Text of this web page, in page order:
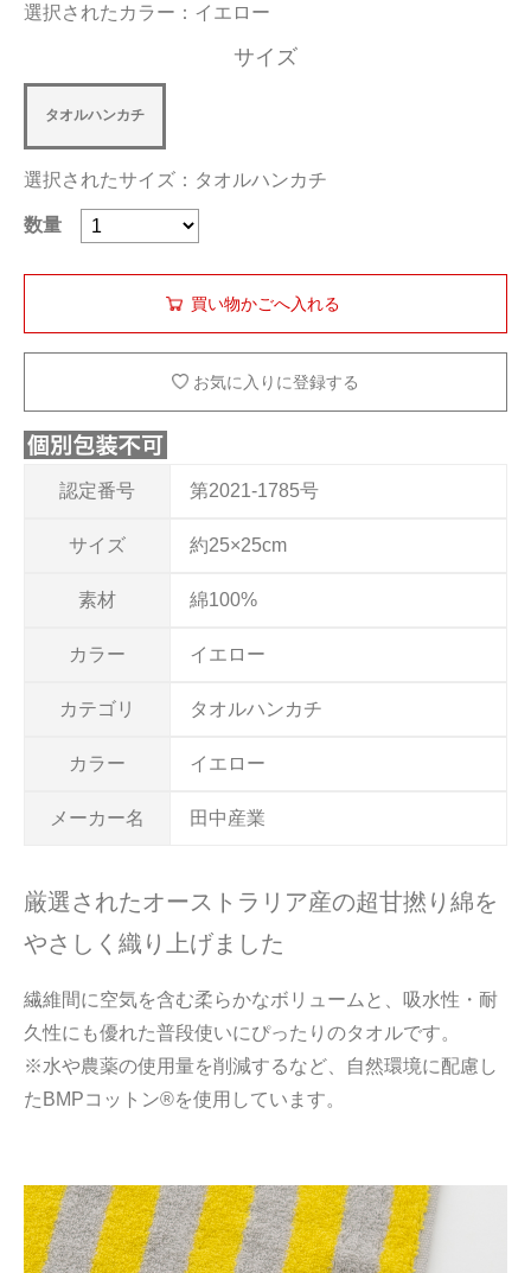
お問い合わせ
認定番号 第2021-1785号
サイズ 約25×25cm
素材 綿100%
カラー イエロー
カテゴリ タオルハンカチ
カラー イエロー
メーカー名 田中産業
選択されたカラー：イエロー
サイズ
タオルハンカチ
選択されたサイズ：タオルハンカチ
数量
お気に入りに登録する
厳選されたオーストラリア産の超甘撚り綿を
やさしく織り上げました
繊維間に空気を含む柔らかなボリュームと、吸水性・耐
久性にも優れた普段使いにぴったりのタオルです。
※水や農薬の使用量を削減するなど、自然環境に配慮し
たBMPコットン®を使用しています。